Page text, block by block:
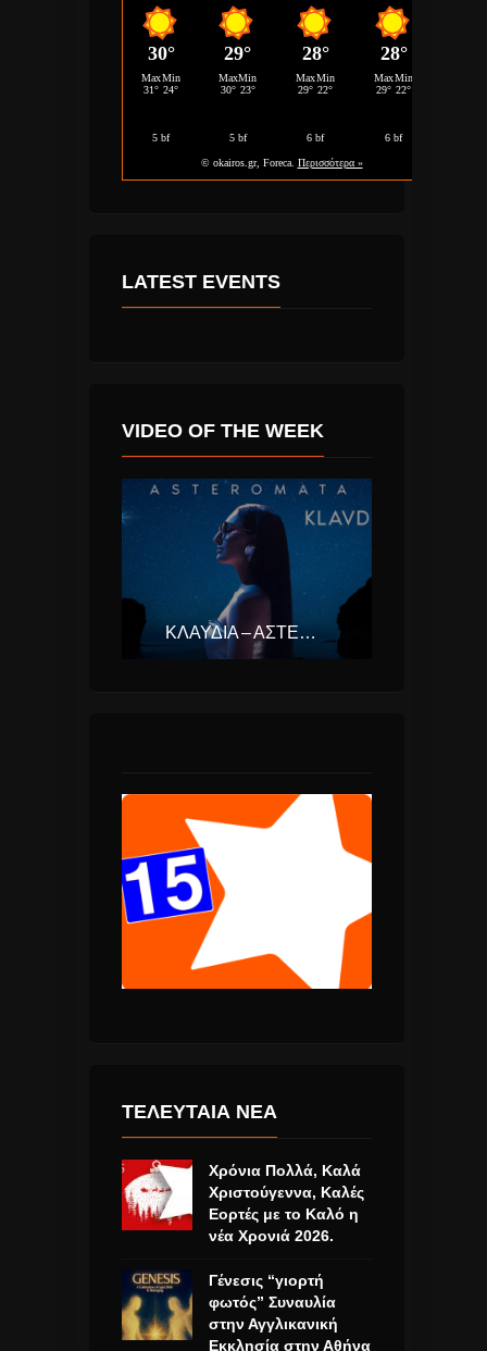
LATEST EVENTS
VIDEO OF THE WEEK
ΚΛΑΥΔΊΑ – ΑΣΤΕΡΟΜΆΤΑ (EUROVISION ΕΛΛΆΔΑ 2025)
ΤΕΛΕΥΤΑΙΑ ΝΕΑ
Χρόνια Πολλά, Καλά
Χριστούγεννα, Καλές
Εορτές με το Καλό η
νέα Χρονιά 2026.
Γένεσις “γιορτή
φωτός” Συναυλία
στην Αγγλικανική
Εκκλησία στην Αθήνα